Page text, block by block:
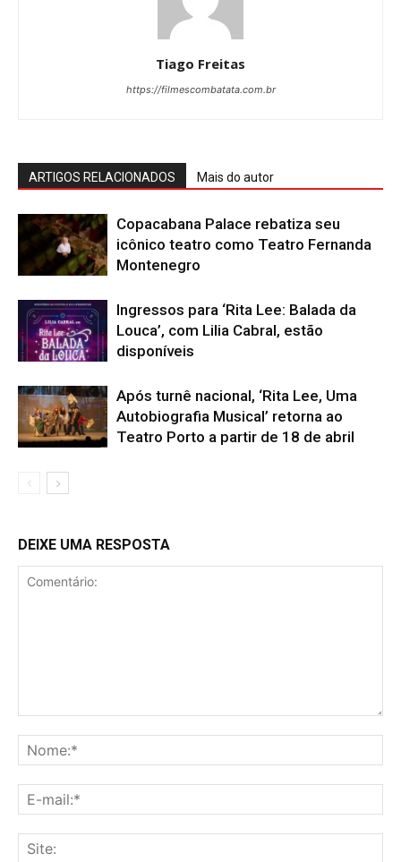
Tiago Freitas
https://filmescombatata.com.br
ARTIGOS RELACIONADOS Mais do autor
Copacabana Palace rebatiza seu
icônico teatro como Teatro Fernanda
Montenegro
Ingressos para ‘Rita Lee: Balada da
Louca’, com Lilia Cabral, estão
disponíveis
Após turnê nacional, ‘Rita Lee, Uma
Autobiografia Musical’ retorna ao
Teatro Porto a partir de 18 de abril
DEIXE UMA RESPOSTA